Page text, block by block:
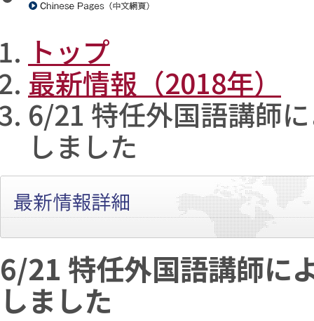
トップ
最新情報（2018年）
6/21 特任外国語講師
しました
6/21 特任外国語講師に
しました